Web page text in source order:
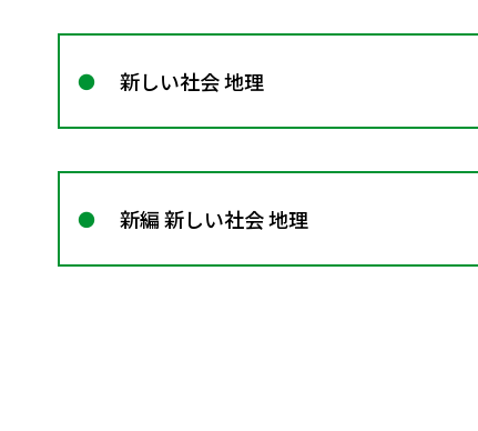
新しい社会 地理
新編 新しい社会 地理